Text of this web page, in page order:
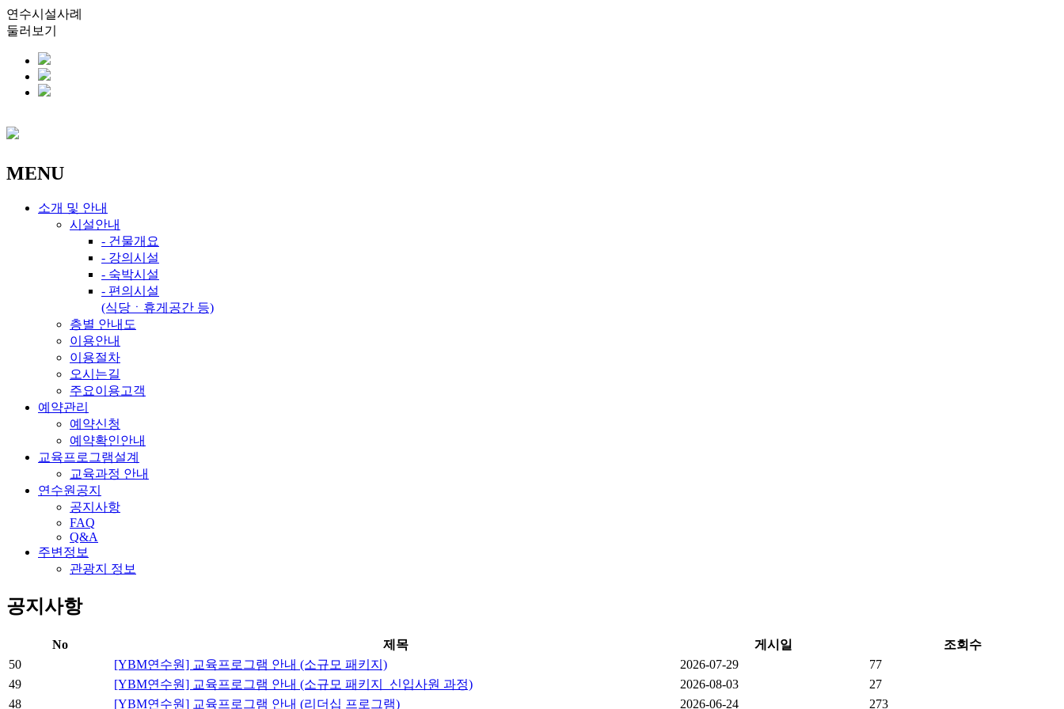
연수시설사례
둘러보기
MENU
소개 및 안내
시설안내
- 건물개요
- 강의시설
- 숙박시설
- 편의시설
(식당ㆍ휴게공간 등)
층별 안내도
이용안내
이용절차
오시는길
주요이용고객
예약관리
예약신청
예약확인안내
교육프로그램설계
교육과정 안내
연수원공지
공지사항
FAQ
Q&A
주변정보
관광지 정보
공지사항
No 제목 게시일
조회수
50
[YBM연수원] 교육프로그램 안내 (소규모 패키지) 2026-07-29
77
49
[YBM연수원] 교육프로그램 안내 (소규모 패키지_신입사원 과정) 2026-08-03
27
48
[YBM연수원] 교육프로그램 안내 (리더십 프로그램) 2026-06-24 273